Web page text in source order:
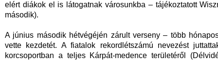
elért diákok el is látogatnak városunkba – tájékoztatott
második).
A június második hétvégéjén zárult verseny – több
vette kezdetét. A fiatalok rekordlétszámú nevezést
korcsoportban a teljes Kárpát-medence területéről